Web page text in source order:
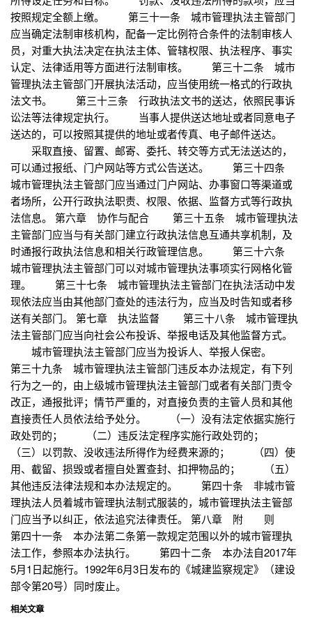
按照规定全额上缴。 第三十一条 城市管理执法主管部门
应当确定法制审核机构，配备一定比例符合条件的法制审核人
员，对重大执法决定在执法主体、管辖权限、执法程序、事实
认定、法律适用等方面进行法制审核。 第三十二条 城市
管理执法主管部门开展执法活动，应当使用统一格式的行政执
法文书。 第三十三条 行政执法文书的送达，依照民事诉
讼法等法律规定执行。 当事人提供送达地址或者同意电子
送达的，可以按照其提供的地址或者传真、电子邮件送达。
采取直接、留置、邮寄、委托、转交等方式无法送达的，
可以通过报纸、门户网站等方式公告送达。 第三十四条
城市管理执法主管部门应当通过门户网站、办事窗口等渠道或
者场所，公开行政执法职责、权限、依据、监督方式等行政执
法信息。 第六章 协作与配合 第三十五条 城市管理执法
主管部门应当与有关部门建立行政执法信息互通共享机制，及
时通报行政执法信息和相关行政管理信息。 第三十六条
城市管理执法主管部门可以对城市管理执法事项实行网格化管
理。 第三十七条 城市管理执法主管部门在执法活动中发
现依法应当由其他部门查处的违法行为，应当及时告知或者移
送有关部门。 第七章 执法监督 第三十八条 城市管理执
法主管部门应当向社会公布投诉、举报电话及其他监督方式。
城市管理执法主管部门应当为投诉人、举报人保密。
第三十九条 城市管理执法主管部门违反本办法规定，有下列
行为之一的，由上级城市管理执法主管部门或者有关部门责令
改正，通报批评；情节严重的，对直接负责的主管人员和其他
直接责任人员依法给予处分。 （一）没有法定依据实施行
政处罚的； （二）违反法定程序实施行政处罚的；
（三）以罚款、没收违法所得作为经费来源的； （四）使
用、截留、损毁或者擅自处置查封、扣押物品的； （五）
其他违反法律法规和本办法规定的。 第四十条 非城市管
理执法人员着城市管理执法制式服装的，城市管理执法主管部
门应当予以纠正，依法追究法律责任。 第八章 附 则
第四十一条 本办法第二条第一款规定范围以外的城市管理执
法工作，参照本办法执行。 第四十二条 本办法自2017年
5月1日起施行。1992年6月3日发布的《城建监察规定》（建设
部令第20号）同时废止。
相关文章